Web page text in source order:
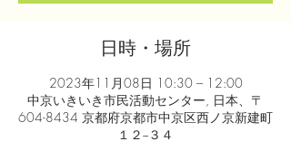
日時・場所
2023年11月08日 10:30 – 12:00
中京いきいき市民活動センター, 日本、〒
604-8434 京都府京都市中京区西ノ京新建町
１２−３４